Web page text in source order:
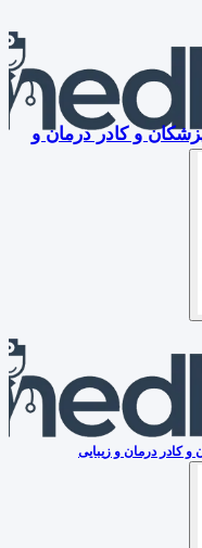
و کادر درمان و
و کادر درمان و زیبایی